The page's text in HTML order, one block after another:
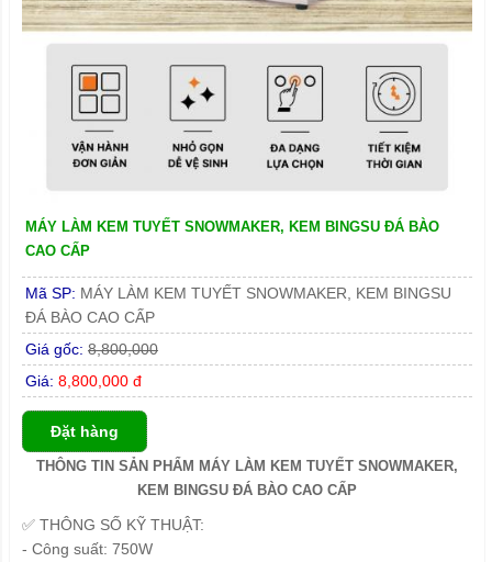
MÁY LÀM KEM TUYẾT SNOWMAKER, KEM BINGSU ĐÁ BÀO
CAO CẤP
Mã SP: MÁY LÀM KEM TUYẾT SNOWMAKER, KEM BINGSU
ĐÁ BÀO CAO CẤP
Giá gốc: 8,800,000
Giá: 8,800,000 đ
Đặt hàng
THÔNG TIN SẢN PHẨM MÁY LÀM KEM TUYẾT SNOWMAKER,
KEM BINGSU ĐÁ BÀO CAO CẤP
✅ THÔNG SỐ KỸ THUẬT:
- Công suất: 750W